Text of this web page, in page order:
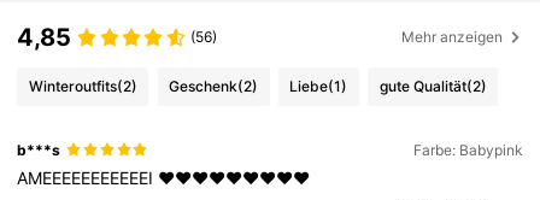
4,85 (56) Mehr anzeigen
Winteroutfits(2) Geschenk(2) Liebe(1) gute Qualität(2)
b***s Farbe: Babypink
AMEEEEEEEEEEEI ❤️❤️❤️❤️❤️❤️❤️❤️❤️